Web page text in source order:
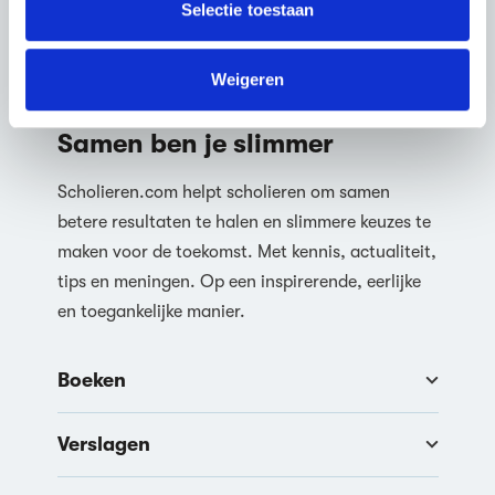
We werken samen met63 derdendie uw gegevens
kunnen ontvangen en verwerken.
Selectie toestaan
Weigeren
Samen ben je slimmer
Scholieren.com helpt scholieren om samen
betere resultaten te halen en slimmere keuzes te
maken voor de toekomst. Met kennis, actualiteit,
tips en meningen. Op een inspirerende, eerlijke
en toegankelijke manier.
Boeken
Verslagen